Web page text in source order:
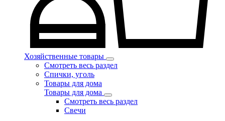
Хозяйственные товары
Смотреть весь раздел
Спички, уголь
Товары для дома
Товары для дома
Смотреть весь раздел
Свечи